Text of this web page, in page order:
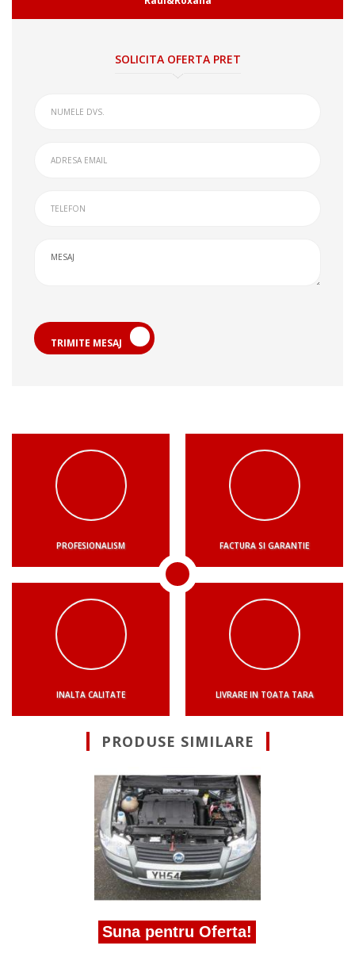
SOLICITA OFERTA PRET
TRIMITE MESAJ
PROFESIONALISM FACTURA SI GARANTIE
INALTA CALITATE LIVRARE IN TOATA TARA
PRODUSE SIMILARE
Suna pentru
timonerie cutie de
Stilo (192) 2001-2010